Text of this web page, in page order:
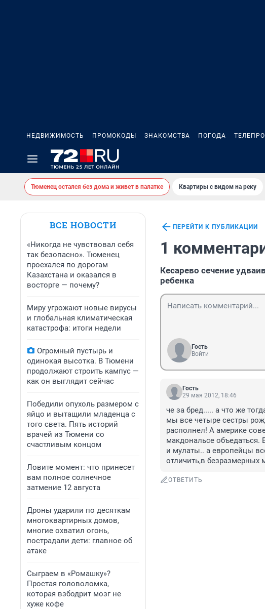
НЕДВИЖИМОСТЬ ПРОМОКОДЫ ЗНАКОМСТВА ПОГОДА
Тюменец остался без дома и живет в палатке Квартиры с видом на реку
ВСЕ НОВОСТИ
«Никогда не чувствовал себя
так безопасно». Тюменец
проехался по дорогам
Казахстана и оказался в
восторге — почему?
Миру угрожают новые вирусы
и глобальная климатическая
катастрофа: итоги недели
Огромный пустырь и
одинокая высотка. В Тюмени
продолжают строить кампус —
как он выглядит сейчас
Победили опухоль размером с
яйцо и вытащили младенца с
того света. Пять историй
врачей из Тюмени со
счастливым концом
Ловите момент: что принесет
вам полное солнечное
затмение 12 августа
Дроны ударили по десяткам
многоквартирных домов,
многие охватил огонь,
пострадали дети: главное об
атаке
Сыграем в «Ромашку»?
Простая головоломка,
которая взбодрит мозг не
хуже кофе
ПЕРЕЙТИ К ПУБЛИКАЦИИ
1
Кесарево сечение
ребенка
Гость
Войти
Гость
29 мая 2012, 18:46
че за бред..... а что же
мы все четыре сестры
располнел! А америке
макдональсе
и мулаты.. а европейцы
отличить,в безразмерных
ОТВЕТИТЬ